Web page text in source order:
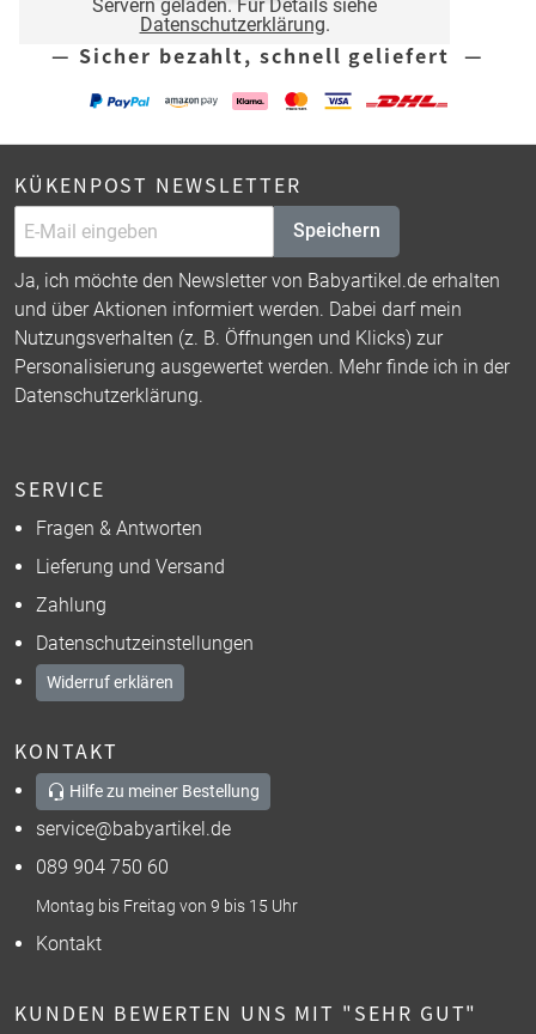
Servern geladen. Für Details siehe
Datenschutzerklärung.
— Sicher bezahlt, schnell geliefert —
KÜKENPOST NEWSLETTER
Speichern
Ja, ich möchte den Newsletter von Babyartikel.de erhalten
und über Aktionen informiert werden. Dabei darf mein
Nutzungsverhalten (z. B. Öffnungen und Klicks) zur
Personalisierung ausgewertet werden. Mehr finde ich in der
Datenschutzerklärung.
SERVICE
Fragen & Antworten
Lieferung und Versand
Zahlung
Datenschutzeinstellungen
Widerruf erklären
KONTAKT
Hilfe zu meiner Bestellung
service@babyartikel.de
089 904 750 60
Montag bis Freitag von 9 bis 15 Uhr
Kontakt
KUNDEN BEWERTEN UNS MIT "SEHR GUT"